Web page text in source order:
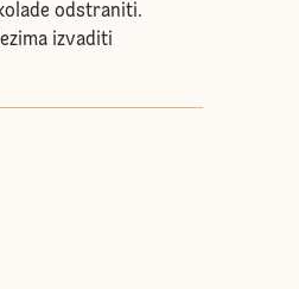
odstraniti.
izvaditi